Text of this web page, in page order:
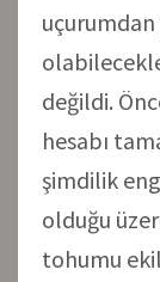
değildi.
hesabı
şimdilik
olduğu
tohumu